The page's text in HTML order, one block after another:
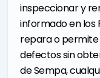
inspeccionar y
informado en los
repara o
defectos sin
de Sempa,